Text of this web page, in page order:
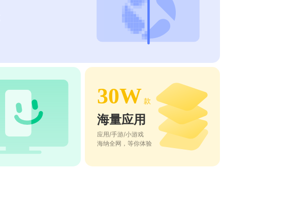
30W 款
海量应用
应用/手游/小游戏
海纳全网，等你体验